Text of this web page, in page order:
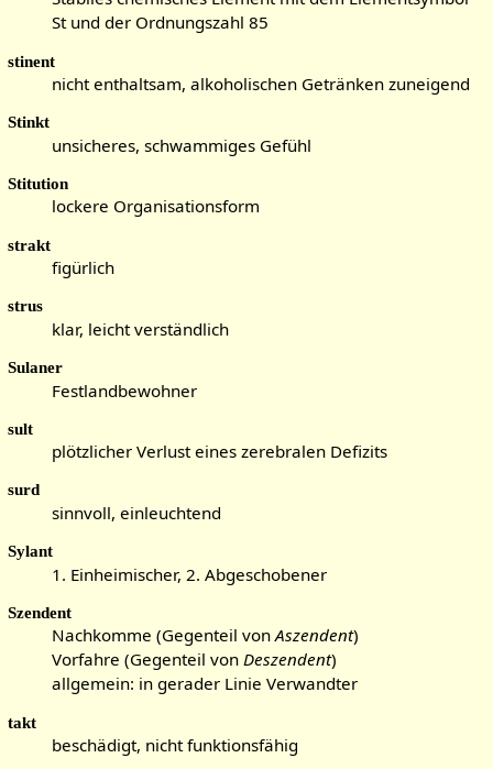
St und der Ordnungszahl 85
stinent
nicht enthaltsam, alkoholischen Getränken zuneigend
Stinkt
unsicheres, schwammiges Gefühl
Stitution
lockere Organisationsform
strakt
figürlich
strus
klar, leicht verständlich
Sulaner
Festlandbewohner
sult
plötzlicher Verlust eines zerebralen Defizits
surd
sinnvoll, einleuchtend
Sylant
1. Einheimischer, 2. Abgeschobener
Szendent
Nachkomme (Gegenteil vonAszendent)
Vorfahre (Gegenteil von Deszendent)
allgemein: in gerader Linie Verwandter
takt
beschädigt, nicht funktionsfähig